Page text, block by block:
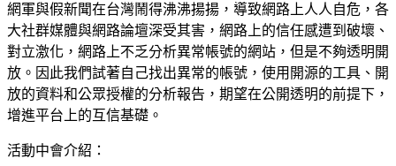
網軍與假新聞在台灣鬧得沸沸揚揚，導致網路上人人自危，各
大社群媒體與網路論壇深受其害，網路上的信任感遭到破壞、
對立激化，網路上不乏分析異常帳號的網站，但是不夠透明開
放。因此我們試著自己找出異常的帳號，使用開源的工具、開
放的資料和公眾授權的分析報告，期望在公開透明的前提下，
增進平台上的互信基礎。
活動中會介紹：